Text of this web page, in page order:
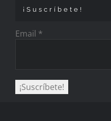
¡Suscríbete!
Email *